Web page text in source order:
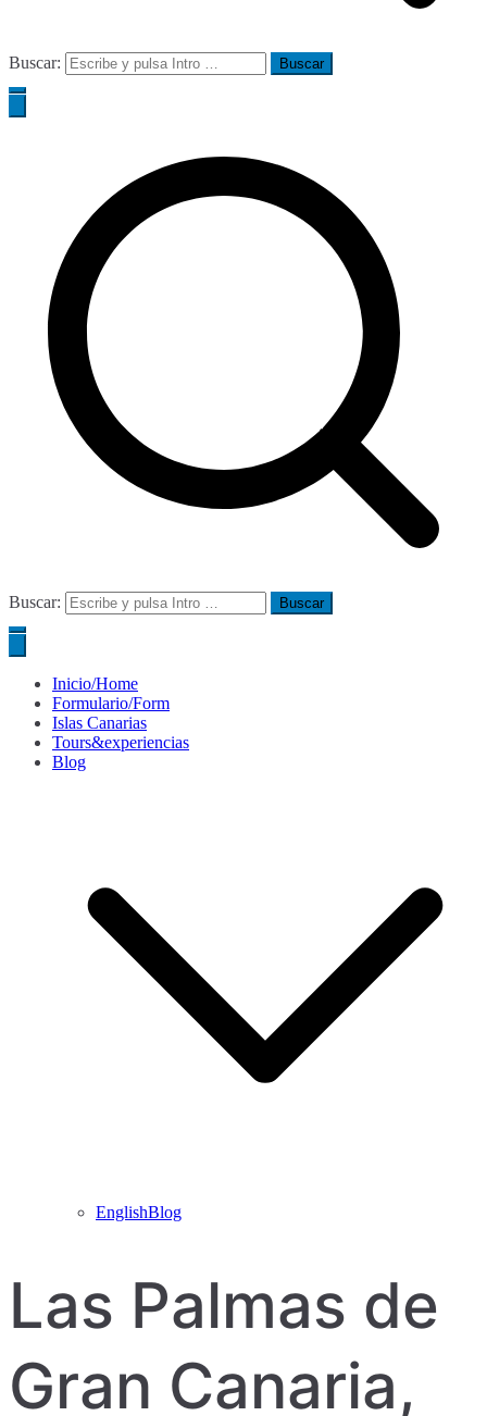
Buscar:
Buscar:
Inicio/Home
Formulario/Form
Islas Canarias
Tours&experiencias
Blog
EnglishBlog
Las Palmas de
Gran Canaria,